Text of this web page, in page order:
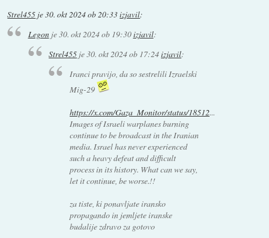
Strel455 je30. okt 2024 ob 20:33izjavil:
Legonje30. okt 2024 ob 19:30izjavil:
Strel455 je30. okt 2024 ob 17:24izjavil:
Iranci pravijo, da so sestrelili Izraelski
Mig-29
https://x.com/Gaza_Monitor/status/18512...
Images of Israeli warplanes burning
continue to be broadcast in the Iranian
media. Israel has never experienced
such a heavy defeat and difficult
process in its history. What can we say,
let it continue, be worse.!!
za tiste, ki ponavljate iransko
propagando in jemljete iranske
budalije zdravo za gotovo